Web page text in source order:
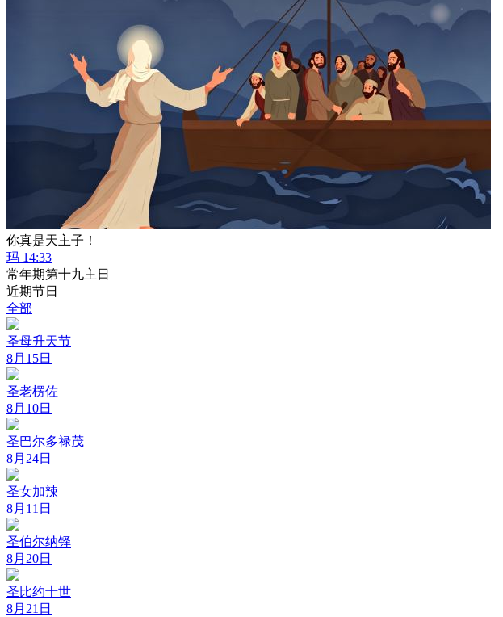
你真是天主子！
玛 14:33
常年期第十九主日
近期节日
全部
圣母升天节
8月15日
圣老楞佐
8月10日
圣巴尔多禄茂
8月24日
圣女加辣
8月11日
圣伯尔纳铎
8月20日
圣比约十世
8月21日